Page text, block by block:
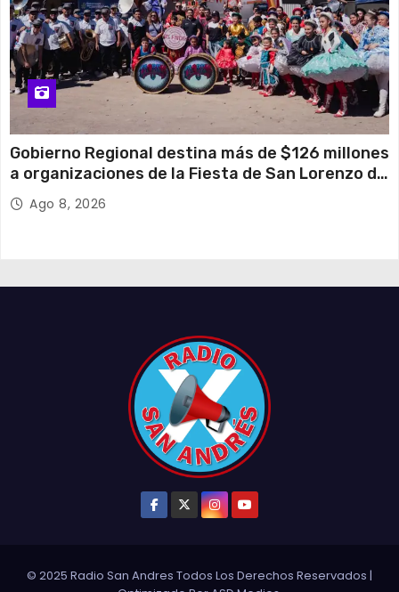
Gobierno Regional destina más de $126 millones
a organizaciones de la Fiesta de San Lorenzo de
Tarapacá
Ago 8, 2026
© 2025 Radio San Andres Todos Los Derechos Reservados |